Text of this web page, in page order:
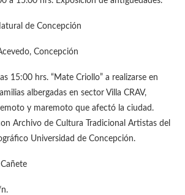
de Concepción
Concepción
15:00 hrs. “Mate Criollo” a realizarse en
albergadas en sector Villa CRAV,
y maremoto que afectó la ciudad.
Archivo de Cultura Tradicional Artistas del
Universidad de Concepción.